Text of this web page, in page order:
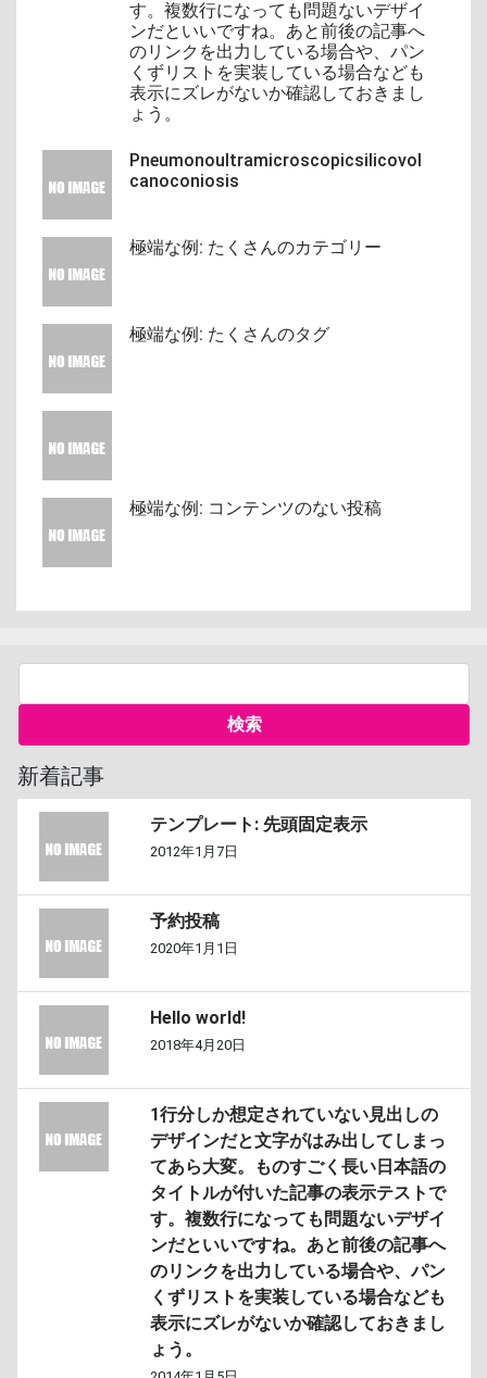
す。複数行になっても問題ないデザイ
ンだといいですね。あと前後の記事へ
のリンクを出力している場合や、パン
くずリストを実装している場合なども
表示にズレがないか確認しておきまし
ょう。
Pneumonoultramicroscopicsilicovol
canoconiosis
極端な例: たくさんのカテゴリー
極端な例: たくさんのタグ
極端な例: コンテンツのない投稿
新着記事
テンプレート: 先頭固定表示
2012年1月7日
予約投稿
2020年1月1日
Hello world!
2018年4月20日
1行分しか想定されていない見出しの
デザインだと文字がはみ出してしまっ
てあら大変。ものすごく長い日本語の
タイトルが付いた記事の表示テストで
す。複数行になっても問題ないデザイ
ンだといいですね。あと前後の記事へ
のリンクを出力している場合や、パン
くずリストを実装している場合なども
表示にズレがないか確認しておきまし
ょう。